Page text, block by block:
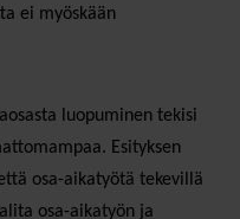
ei myöskään
luopuminen tekisi
Esityksen
osa-aikatyötä tekevillä
osa-aikatyön ja